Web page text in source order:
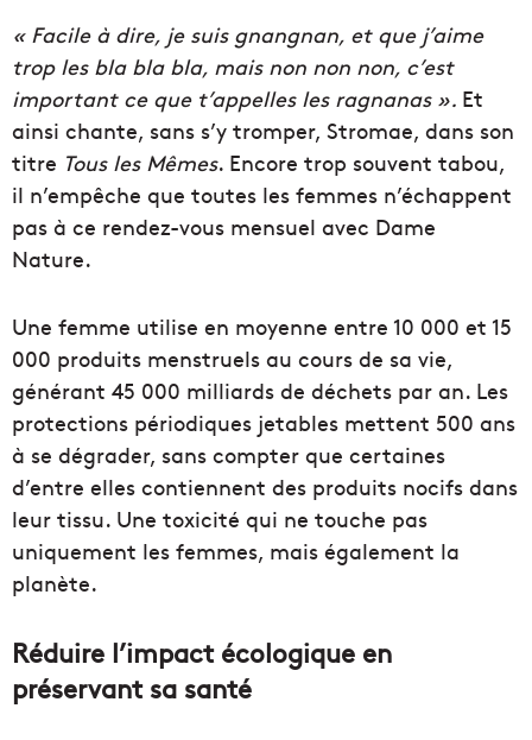
« Facile à dire, je suis gnangnan, et que j’aime
trop les bla bla bla, mais non non non, c’est
important ce que t’appelles les ragnanas ». Et
ainsi chante, sans s’y tromper, Stromae, dans son
titre Tous les Mêmes. Encore trop souvent tabou,
il n’empêche que toutes les femmes n’échappent
pas à ce rendez-vous mensuel avec Dame
Nature.
Une femme utilise en moyenne entre 10 000 et 15
000 produits menstruels au cours de sa vie,
générant 45 000 milliards de déchets par an. Les
protections périodiques jetables mettent 500 ans
à se dégrader, sans compter que certaines
d’entre elles contiennent des produits nocifs dans
leur tissu. Une toxicité qui ne touche pas
uniquement les femmes, mais également la
planète.
Réduire l’impact écologique en
préservant sa santé